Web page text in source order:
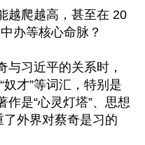
越爬越高，甚至在 20
办等核心命脉？
与习近平的关系时，
奴才”等词汇，特别是
是“心灵灯塔”、思想
了外界对蔡奇是习的